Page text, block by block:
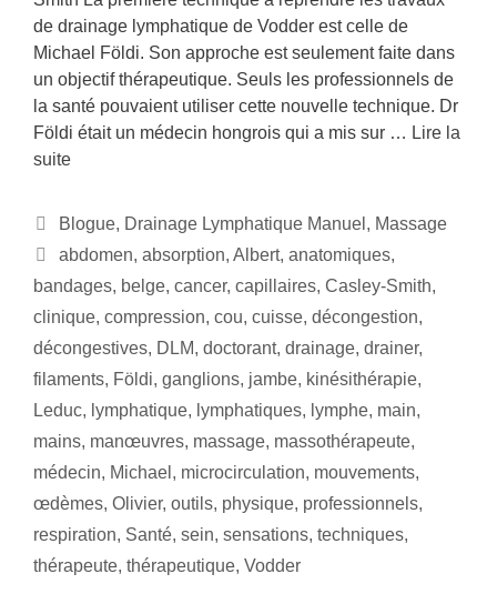
de drainage lymphatique de Vodder est celle de
Michael Földi. Son approche est seulement faite dans
un objectif thérapeutique. Seuls les professionnels de
la santé pouvaient utiliser cette nouvelle technique. Dr
Földi était un médecin hongrois qui a mis sur … Lire la
suite
Blogue, Drainage Lymphatique Manuel , Massage
abdomen, absorption, Albert, anatomiques,
bandages, belge, cancer, capillaires, Casley-Smith,
clinique, compression, cou, cuisse, décongestion,
décongestives, DLM, doctorant, drainage, drainer,
filaments, Földi, ganglions, jambe, kinésithérapie,
Leduc, lymphatique, lymphatiques, lymphe, main,
mains, manœuvres, massage, massothérapeute,
médecin, Michael , microcirculation, mouvements,
œdèmes, Olivier, outils, physique, professionnels,
respiration, Santé, sein, sensations, techniques,
thérapeute, thérapeutique, Vodder